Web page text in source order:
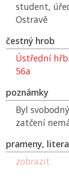
student,
Ostravě
čestný hrob
Ústřední
56a
poznámky
Byl
zatčení
prameny,
zobrazit